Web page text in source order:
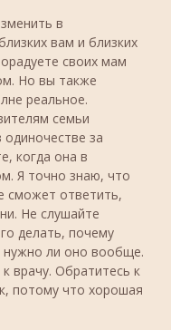
в
вам и близких
своих мам
Но вы также
реальное.
семьи
за
когда она в
Я точно знаю, что
сможет ответить,
Не слушайте
делать, почему
нужно ли оно вообще.
врачу. Обратитесь к
потому что хорошая